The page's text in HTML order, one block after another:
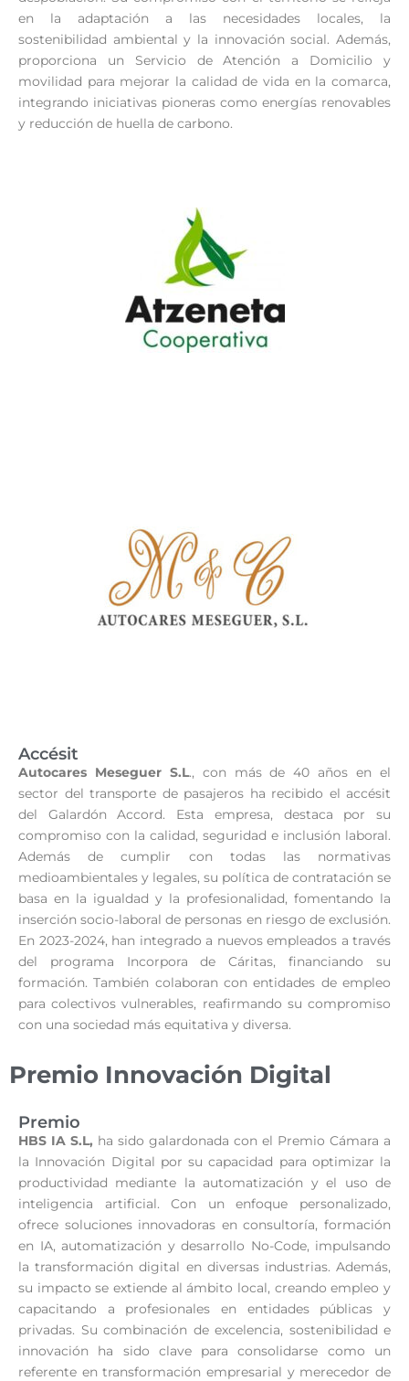
en la adaptación a las necesidades locales, la
sostenibilidad ambiental y la innovación social. Además,
proporciona un Servicio de Atención a Domicilio y
movilidad para mejorar la calidad de vida en la comarca,
integrando iniciativas pioneras como energías renovables
y reducción de huella de carbono.
Accésit
Autocares Meseguer S.L., con más de 40 años en el
sector del transporte de pasajeros ha recibido el accésit
del Galardón Accord. Esta empresa, destaca por su
compromiso con la calidad, seguridad e inclusión laboral.
Además de cumplir con todas las normativas
medioambientales y legales, su política de contratación se
basa en la igualdad y la profesionalidad, fomentando la
inserción socio-laboral de personas en riesgo de exclusión.
En 2023-2024, han integrado a nuevos empleados a través
del programa Incorpora de Cáritas, financiando su
formación. También colaboran con entidades de empleo
para colectivos vulnerables, reafirmando su compromiso
con una sociedad más equitativa y diversa.
Premio Innovación Digital
Premio
HBS IA S.L, ha sido galardonada con el Premio Cámara a
la Innovación Digital por su capacidad para optimizar la
productividad mediante la automatización y el uso de
inteligencia artificial. Con un enfoque personalizado,
ofrece soluciones innovadoras en consultoría, formación
en IA, automatización y desarrollo No-Code, impulsando
la transformación digital en diversas industrias. Además,
su impacto se extiende al ámbito local, creando empleo y
capacitando a profesionales en entidades públicas y
privadas. Su combinación de excelencia, sostenibilidad e
innovación ha sido clave para consolidarse como un
referente en transformación empresarial y merecedor de